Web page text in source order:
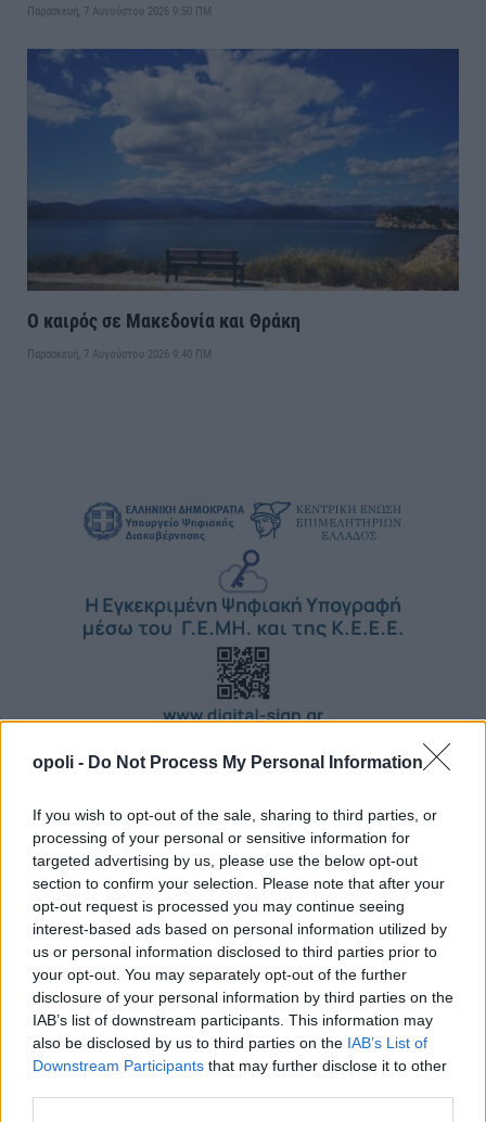
opoli - Do Not Process My Personal Information
If you wish to opt-out of the sale, sharing to third parties, or
processing of your personal or sensitive information for
targeted advertising by us, please use the below opt-out
section to confirm your selection. Please note that after your
opt-out request is processed you may continue seeing
interest-based ads based on personal information utilized by
us or personal information disclosed to third parties prior to
your opt-out. You may separately opt-out of the further
disclosure of your personal information by third parties on the
IAB’s list of downstream participants. This information may
also be disclosed by us to third parties on the IAB’s List of
Downstream Participants that may further disclose it to other
Παρασκευή, 7 Αυγούστου 2026 9:50 ΠΜ
Ο καιρός σε Μακεδονία και Θράκη
Παρασκευή, 7 Αυγούστου 2026 9:40 ΠΜ